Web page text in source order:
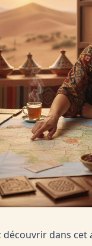
découvrir dans